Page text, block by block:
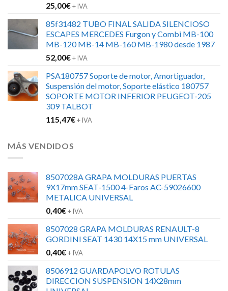
25,00€+ IVA
85f31482 TUBO FINAL SALIDA SILENCIOSO
ESCAPES MERCEDES Furgon y Combi MB-100
MB-120 MB-14 MB-160 MB-1980 desde 1987
52,00€+ IVA
PSA180757 Soporte de motor, Amortiguador,
Suspensión del motor, Soporte elástico 180757
SOPORTE MOTOR INFERIOR PEUGEOT-205
309 TALBOT
115,47€+ IVA
MÁS VENDIDOS
8507028A GRAPA MOLDURAS PUERTAS
9X17mm SEAT-1500 4-Faros AC-59026600
METALICA UNIVERSAL
0,40€+ IVA
8507028 GRAPA MOLDURAS RENAULT-8
GORDINI SEAT 1430 14X15 mm UNIVERSAL
0,40€+ IVA
8506912 GUARDAPOLVO ROTULAS
DIRECCION SUSPENSION 14X28mm